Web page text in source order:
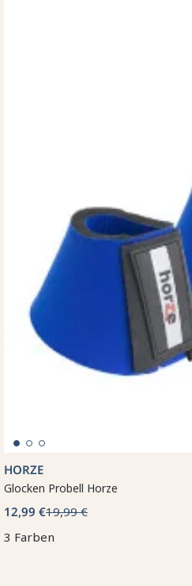
HORZE
Glocken Probell Horze
12,99 €19,99 €
3 Farben